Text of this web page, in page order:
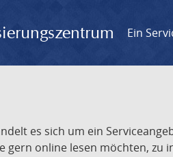
Ein
es sich um ein
gern online lesen möchten,